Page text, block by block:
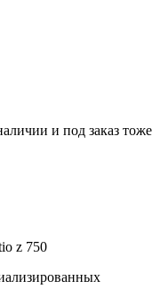
и под заказ тоже
z 750